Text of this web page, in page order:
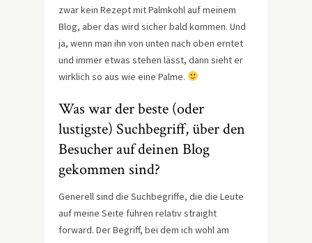
zwar kein Rezept mit Palmkohl auf meinem
Blog, aber das wird sicher bald kommen. Und
ja, wenn man ihn von unten nach oben erntet
und immer etwas stehen lässt, dann sieht er
wirklich so aus wie eine Palme.
Was war der beste (oder
lustigste) Suchbegriff, über den
Besucher auf deinen Blog
gekommen sind?
Generell sind die Suchbegriffe, die die Leute
auf meine Seite führen relativ straight
forward. Der Begriff, bei dem ich wohl am